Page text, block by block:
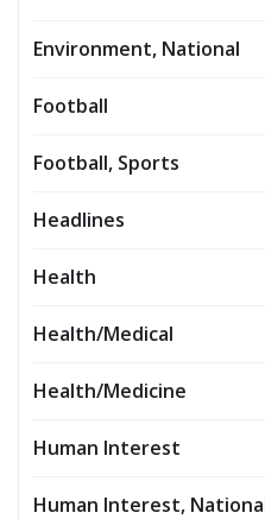
Environment, National
Football
Football, Sports
Headlines
Health
Health/Medical
Health/Medicine
Human Interest
Human Interest,